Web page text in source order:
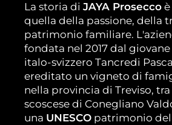
La storia di JAYA Proseccoè
quella della passione, della
patrimonio familiare.
fondata nel 2017 dal
italo-svizzero Tancredi
ereditato un vigneto di
nella provincia di Treviso,
scoscese di Conegliano
una UNESCOpatrimonio